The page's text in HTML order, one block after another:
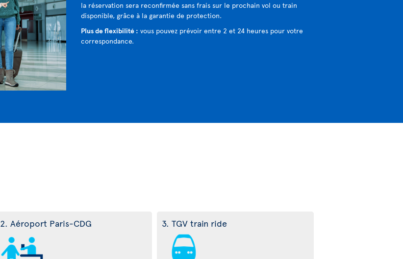
la réservation sera reconfirmée sans frais sur le prochain vol ou train
disponible, grâce à la garantie de protection.
Plus de flexibilité : vous pouvez prévoir entre 2 et 24 heures pour votre
correspondance.
2. Aéroport Paris-CDG 3. TGV train ride